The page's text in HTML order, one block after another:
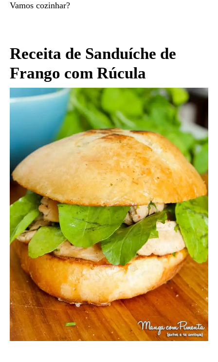
Vamos cozinhar?
Receita de Sanduíche de
Frango com Rúcula